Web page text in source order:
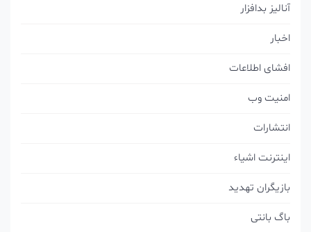
آنالیز بدافزار
افشای اطلاعات
امنیت وب
انتشارات
اینترنت اشیاء
بازیگران تهدید
باگ بانتی